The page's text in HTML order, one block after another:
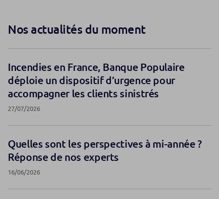
Nos actualités du moment
Incendies en France, Banque Populaire
déploie un dispositif d’urgence pour
accompagner les clients sinistrés
27/07/2026
Quelles sont les perspectives à mi-année ?
Réponse de nos experts
16/06/2026